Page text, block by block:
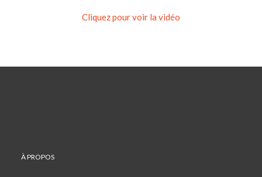
Cliquez pour voir la vidéo
À PROPOS